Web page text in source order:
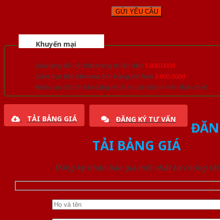
Khuyến mại
Quà tặng đồ nội thất trang trí lên đến 1.000.000đ
Giảm trực tiếp khi mua đơn hàng lớn hơn 3.000.000đ
Nhiều ưu đãi lớn khi đăng ký tài khoản thành viên thân thiết
TẢI BẢNG GIÁ ĐĂNG KÝ TƯ VẤN
TẢI BẢNG GIÁ
Đăng ký nhận báo giá mới nhất từ chúng tôi